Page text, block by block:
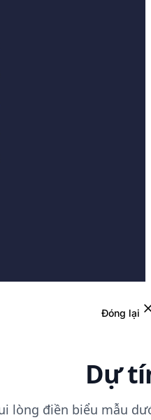
Đóng lại